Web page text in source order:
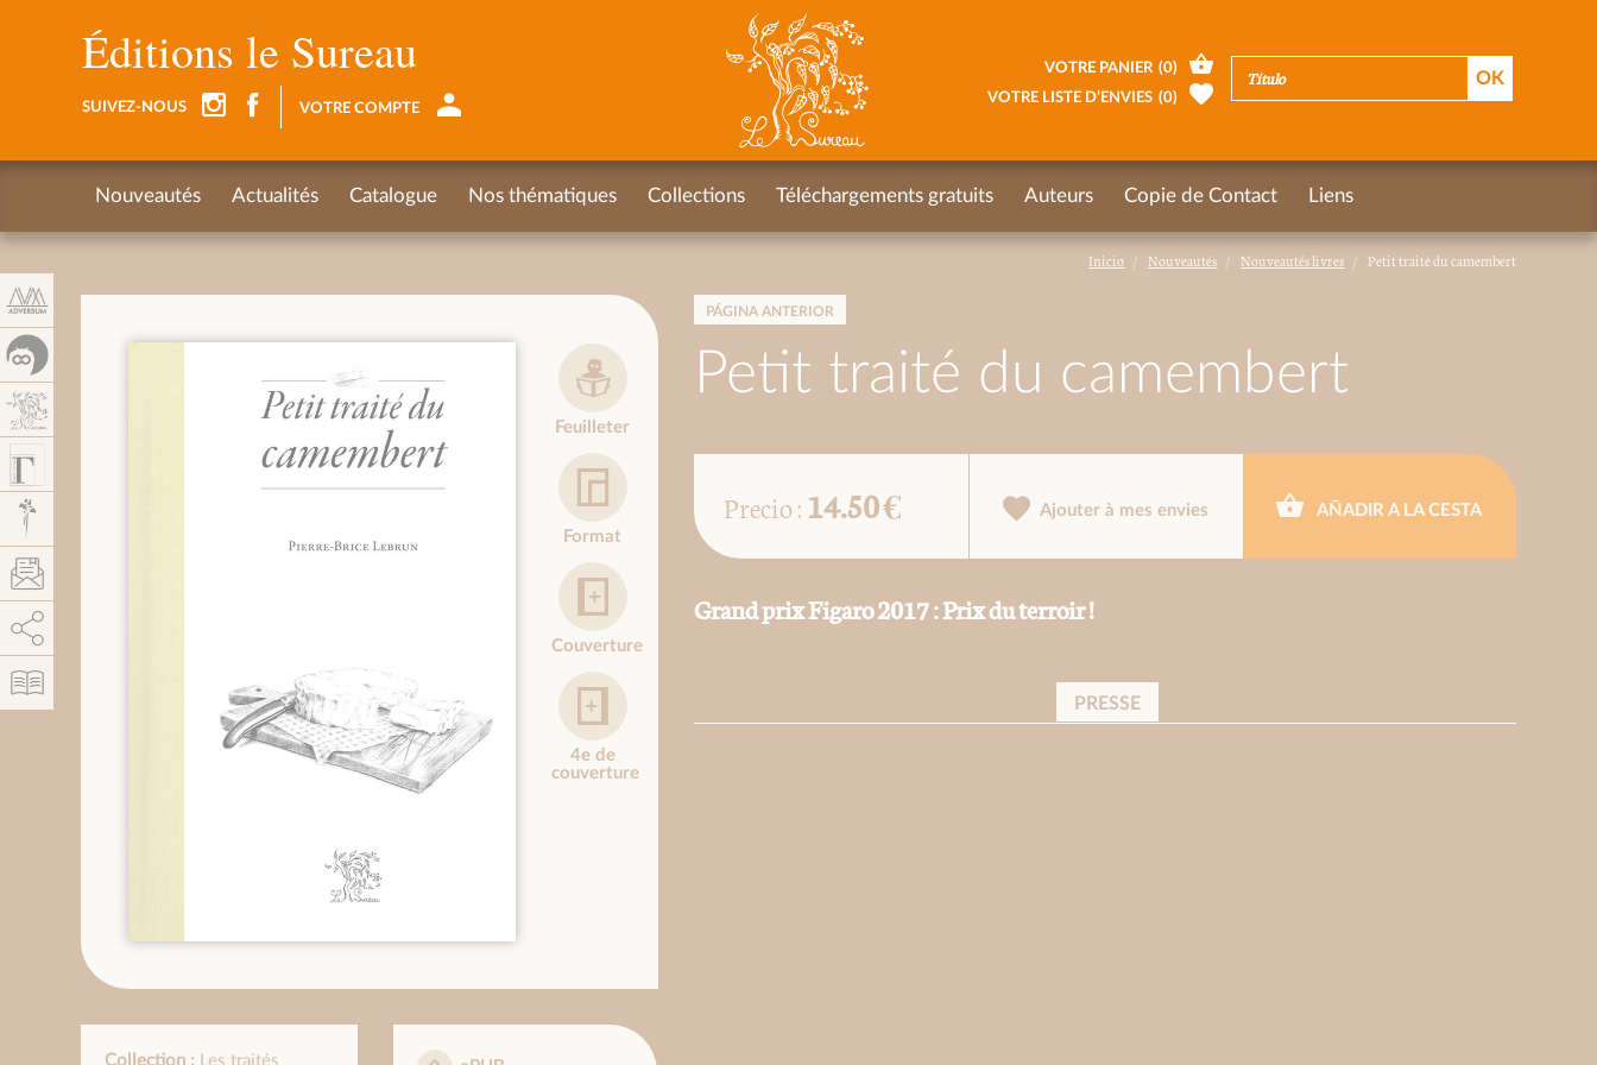
Inicio Nouveautés Nouveautés livres Petit traité du camembert
PÁGINA ANTERIOR
Petit traité du camembert
Feuilleter
Format
Couverture
4e de
couverture
Collection : Les traités
Precio : 14.50 € Ajouter à mes envies AÑADIR A LA CESTA
Grand prix Figaro 2017 : Prix du terroir !
PRESSE
Éditions le Sureau
SUIVEZ-NOUS VOTRE COMPTE
VOTRE PANIER (0)
VOTRE LISTE D’ENVIES (0)
Nouveautés Actualités Catalogue Nos thématiques Collections Téléchargements gratuits Auteurs Copie de Contact Liens